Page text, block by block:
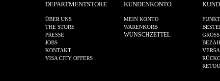
DEPARTMENTSTORE
ÜBER UNS
THE STORE
PRESSE
JOBS
KONTAKT
VISA CITY OFFERS
KUNDENKONTO
MEIN KONTO
WARENKORB
WUNSCHZETTEL